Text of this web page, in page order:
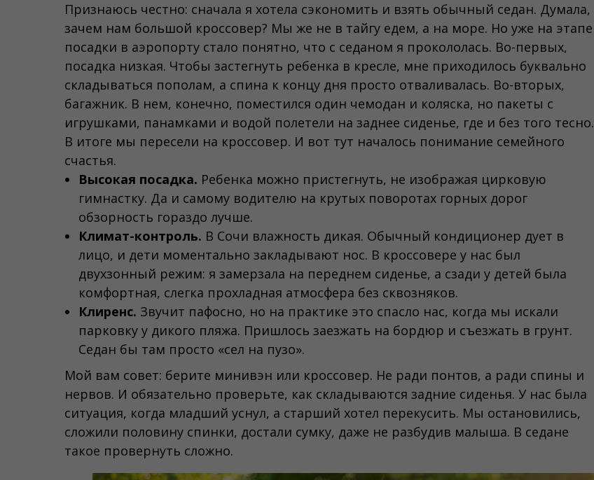
Признаюсь честно: сначала я хотела сэкономить и взять обычный седан. Думала,
зачем нам большой кроссовер? Мы же не в тайгу едем, а на море. Но уже на этапе
посадки в аэропорту стало понятно, что с седаном я прокололась. Во-первых,
посадка низкая. Чтобы застегнуть ребенка в кресле, мне приходилось буквально
складываться пополам, а спина к концу дня просто отваливалась. Во-вторых,
багажник. В нем, конечно, поместился один чемодан и коляска, но пакеты с
игрушками, панамками и водой полетели на заднее сиденье, где и без того тесно.
В итоге мы пересели на кроссовер. И вот тут началось понимание семейного
счастья.
Высокая посадка. Ребенка можно пристегнуть, не изображая цирковую
гимнастку. Да и самому водителю на крутых поворотах горных дорог
обзорность гораздо лучше.
Климат-контроль. В Сочи влажность дикая. Обычный кондиционер дует в
лицо, и дети моментально закладывают нос. В кроссовере у нас был
двухзонный режим: я замерзала на переднем сиденье, а сзади у детей была
комфортная, слегка прохладная атмосфера без сквозняков.
Клиренс. Звучит пафосно, но на практике это спасло нас, когда мы искали
парковку у дикого пляжа. Пришлось заезжать на бордюр и съезжать в грунт.
Седан бы там просто «сел на пузо».
Мой вам совет: берите минивэн или кроссовер. Не ради понтов, а ради спины и
нервов. И обязательно проверьте, как складываются задние сиденья. У нас была
ситуация, когда младший уснул, а старший хотел перекусить. Мы остановились,
сложили половину спинки, достали сумку, даже не разбудив малыша. В седане
такое провернуть сложно.